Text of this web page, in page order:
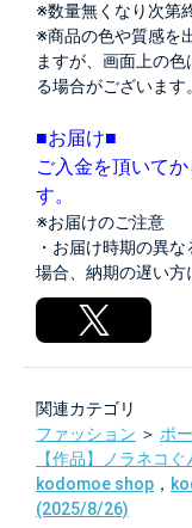
※数量無くなり次第
※商品の色や質感を
ますが、画面上の
る場合がございます。
■お届け■
ご入金を頂いて
す。
※お届けのご注意
・お届け時期の異
場合、納期の遅い方
関連カテゴリ
ファッション ＞ ポ
【作品】ノラネコぐ
kodomoe shop ，
(2025/8/26)